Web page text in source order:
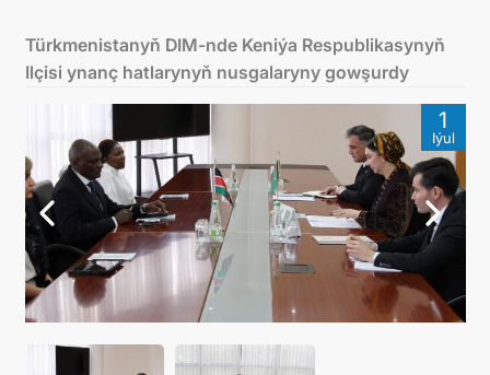
HABARLAR
KONSULLYK HYZMATLARY
TDIM
ARAGATNAŞYK
Türkmenistanyň DIM-nde Keniýa Respublikasynyň
Ilçisi ynanç hatlarynyň nusgalaryny gowşurdy
1
Iýul